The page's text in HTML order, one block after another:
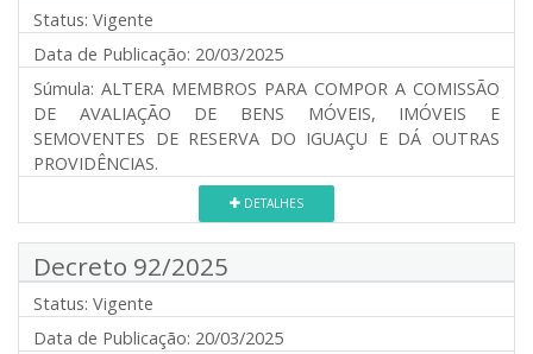
Status: Vigente
Data de Publicação: 20/03/2025
Súmula: ALTERA MEMBROS PARA COMPOR A COMISSÃO
DE AVALIAÇÃO DE BENS MÓVEIS, IMÓVEIS E
SEMOVENTES DE RESERVA DO IGUAÇU E DÁ OUTRAS
PROVIDÊNCIAS.
DETALHES
Decreto 92/2025
Status: Vigente
Data de Publicação: 20/03/2025